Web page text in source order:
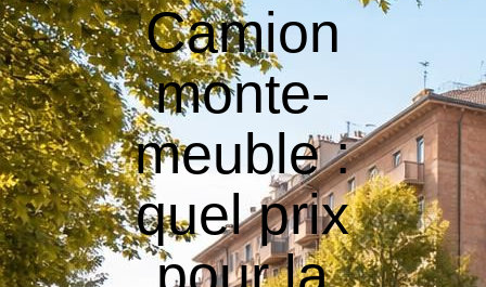
Camion
monte-
meuble :
quel prix